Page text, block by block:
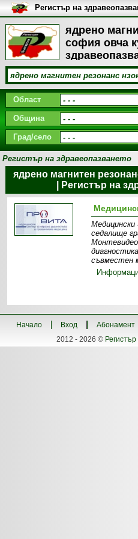
ядрено
софия овча
Регистър на
медицинските заведения
България
Област
Община
Град/село
Регистър на здравеопазването
ядрено магнитен
| Регистър на
седалище
съвместен
Начало Вход Абонамент
2012 - 2026 ©